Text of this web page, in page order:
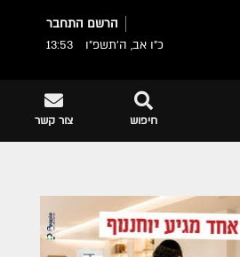
הרשם התחבר
כ"ו אב, ה׳תשפ״ו
13:53
צור קשר חיפוש